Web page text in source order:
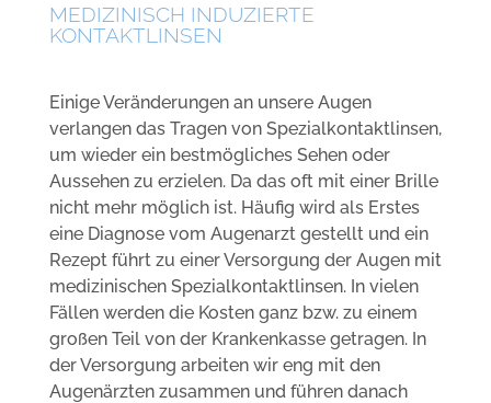
MEDIZINISCH INDUZIERTE
KONTAKTLINSEN
Einige Veränderungen an unsere Augen
verlangen das Tragen von Spezialkontaktlinsen,
um wieder ein bestmögliches Sehen oder
Aussehen zu erzielen. Da das oft mit einer Brille
nicht mehr möglich ist. Häufig wird als Erstes
eine Diagnose vom Augenarzt gestellt und ein
Rezept führt zu einer Versorgung der Augen mit
medizinischen Spezialkontaktlinsen. In vielen
Fällen werden die Kosten ganz bzw. zu einem
großen Teil von der Krankenkasse getragen. In
der Versorgung arbeiten wir eng mit den
Augenärzten zusammen und führen danach